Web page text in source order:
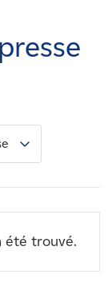
été trouvé.